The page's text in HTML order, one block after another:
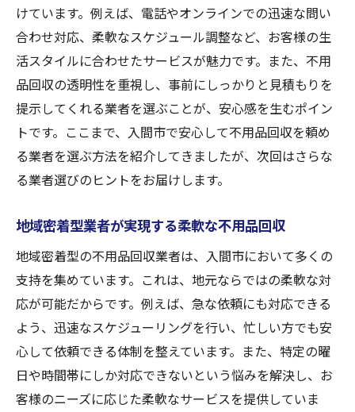
けています。例えば、電話やオンラインでの迅速な問い
合わせ対応、柔軟なスケジュール調整など、お客様の生
活スタイルに合わせたサービスが魅力です。また、不用
品回収の透明性を重視し、事前にしっかりと見積もりを
提示してくれる業者を選ぶことが、安心感を生むポイン
トです。ここまで、入間市で安心して不用品回収を頼め
る業者を選ぶ方法を紹介してきましたが、次回はさらな
る業者選びのヒントをお届けします。
地域密着型業者が実現する柔軟な不用品回収
地域密着型の不用品回収業者は、入間市において多くの
支持を集めています。これは、地元ならではの柔軟な対
応が可能だからです。例えば、急な依頼にも対応できる
よう、迅速なスケジューリングを行い、忙しい方でも安
心して依頼できる体制を整えています。また、特定の曜
日や時間帯にしか対応できないという悩みを解決し、お
客様のニーズに応じた柔軟なサービスを提供していま